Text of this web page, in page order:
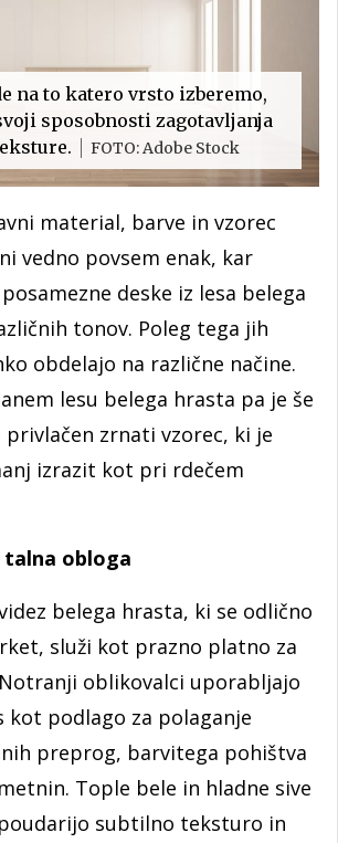
na to katero vrsto izberemo,
sposobnosti zagotavljanja
FOTO: Adobe Stock
material, barve in vzorec
vedno povsem enak, kar
deske iz lesa belega
tonov. Poleg tega jih
obdelajo na različne načine.
lesu belega hrasta pa je še
privlačen zrnati vzorec, ki je
izrazit kot pri rdečem
obloga
belega hrasta, ki se odlično
služi kot prazno platno za
oblikovalci uporabljajo
kot podlago za polaganje
preprog, barvitega pohištva
Tople bele in hladne sive
subtilno teksturo in